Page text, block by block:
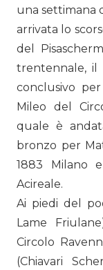
una settimana
arrivata lo
del
trentennale, il
conclusivo
Mileo del
quale è
bronzo per
1883 Milano
Acireale.
Ai piedi del
Lame
Circolo
(Chiavari